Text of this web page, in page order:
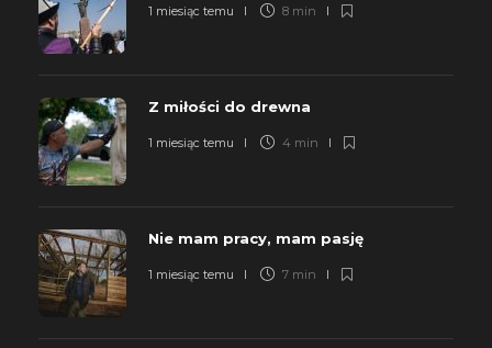
1 miesiąc temu 8 min
Z miłości do drewna
1 miesiąc temu 4 min
Nie mam pracy, mam pasję
1 miesiąc temu 7 min